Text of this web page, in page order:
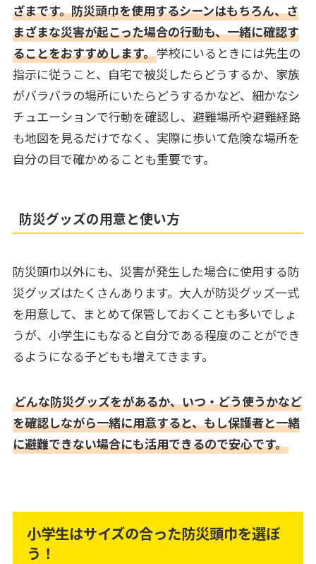
ざまです。防災頭巾を使用するシーンはもちろん、さ
まざまな災害が起こった場合の行動も、一緒に確認す
ることをおすすめします。学校にいるときには先生の
指示に従うこと、自宅で被災したらどうするか、家族
がバラバラの場所にいたらどうするかなど、細かなシ
チュエーションで行動を確認し、避難場所や避難経路
も地図を見るだけでなく、実際に歩いて危険な場所を
自分の目で確かめることも重要です。
防災グッズの用意と使い方
防災頭巾以外にも、災害が発生した場合に使用する防
災グッズはたくさんあります。大人が防災グッズ一式
を用意して、まとめて保管しておくことも多いでしょ
うが、小学生にもなると自分である程度のことができ
るようになる子どもも増えてきます。
どんな防災グッズをがあるか、いつ・どう使うかなど
を確認しながら一緒に用意すると、もし保護者と一緒
に避難できない場合にも活用できるので安心です。
小学生はサイズの合った防災頭巾を選ぼ
う！